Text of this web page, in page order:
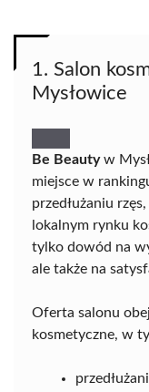
1. Salon
Mysłowice
Be Beautyw
miejsce w
przedłużaniu
lokalnym rynku
tylko dowód na
ale także na
Oferta salonu
kosmetyczne, w